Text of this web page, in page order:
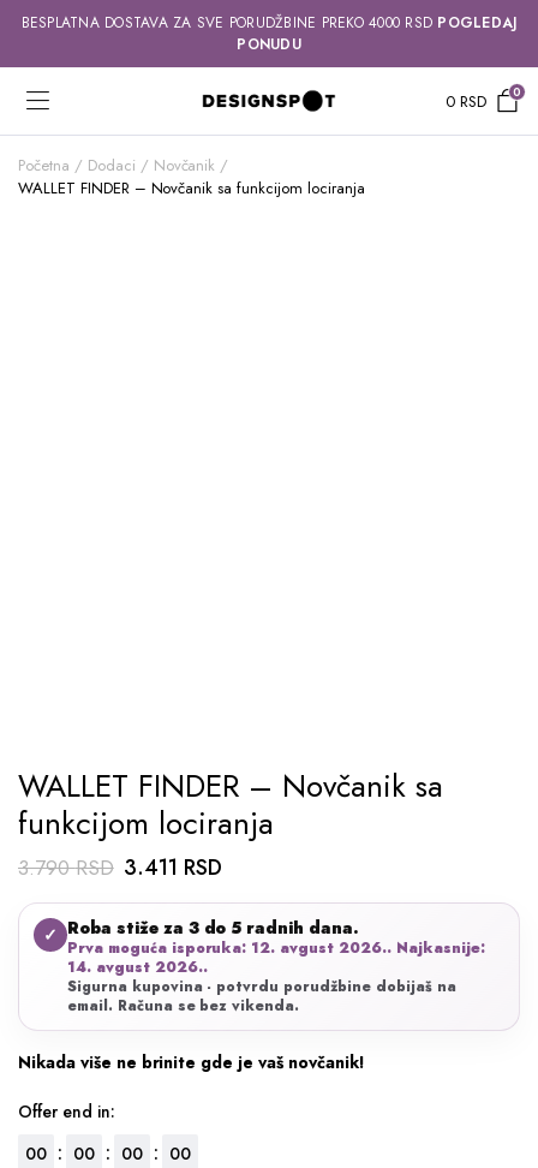
BESPLATNA DOSTAVA ZA SVE PORUDŽBINE PREKO 4000 RSD POGLEDAJ
PONUDU
0RSD 0
Početna Dodaci
Novčanik
WALLET FINDER – Novčanik sa funkcijom lociranja
WALLET FINDER – Novčanik sa
funkcijom lociranja
3.790RSD Originalna
cena
je
bila:
3.790 RSD.
3.411 RSDTrenutna
cena
je:
3.411 RSD.
✓ Roba stiže za 3 do 5 radnih dana.
Prva moguća isporuka: 12. avgust 2026.. Najkasnije:
14. avgust 2026..
Sigurna kupovina - potvrdu porudžbine dobijaš na
email. Računa se bez vikenda.
Nikada više ne brinite gde je vaš novčanik!
Offer end in:
00 : 00 : 00 : 00